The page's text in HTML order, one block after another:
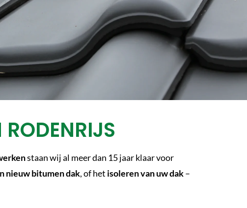
RODENRIJS
staan wij al meer dan 15 jaar klaar voor
nieuw bitumen dak, of het isoleren van uw dak–